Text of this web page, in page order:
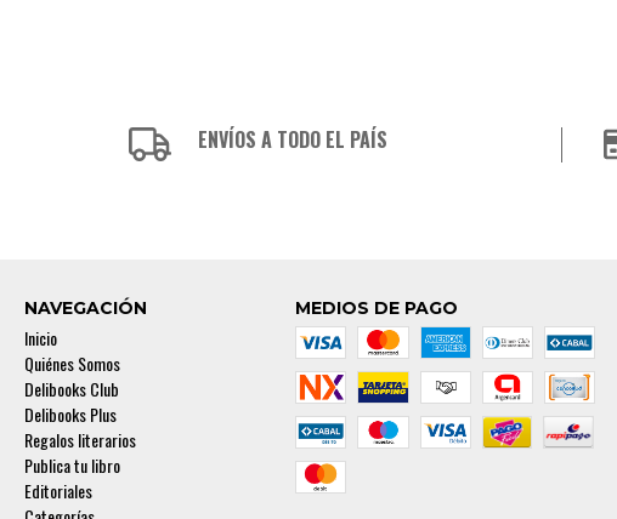
ENVÍOS A TODO EL PAÍS
NAVEGACIÓN
Inicio
Quiénes Somos
Delibooks Club
Delibooks Plus
Regalos literarios
Publica tu libro
Editoriales
MEDIOS DE PAGO